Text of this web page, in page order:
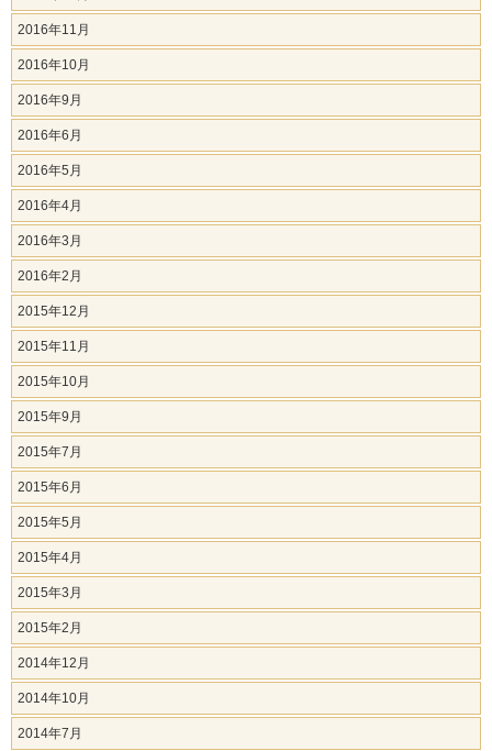
2016年11月
2016年10月
2016年9月
2016年6月
2016年5月
2016年4月
2016年3月
2016年2月
2015年12月
2015年11月
2015年10月
2015年9月
2015年7月
2015年6月
2015年5月
2015年4月
2015年3月
2015年2月
2014年12月
2014年10月
2014年7月